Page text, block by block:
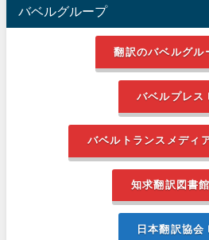
バベルグループ
翻訳のバベルグ
バベルプレス
バベルトランスメディ
知求翻訳図書
日本翻訳協会